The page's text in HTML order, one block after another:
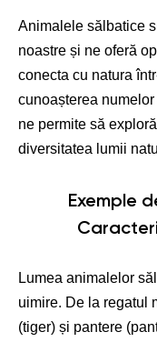
Animalele sălbatice
noastre și ne oferă
conecta cu natura
cunoașterea
ne permite să
diversitatea lumii
Exemple
Lumea animalelor
uimire. De la regatul
(tiger) și pantere